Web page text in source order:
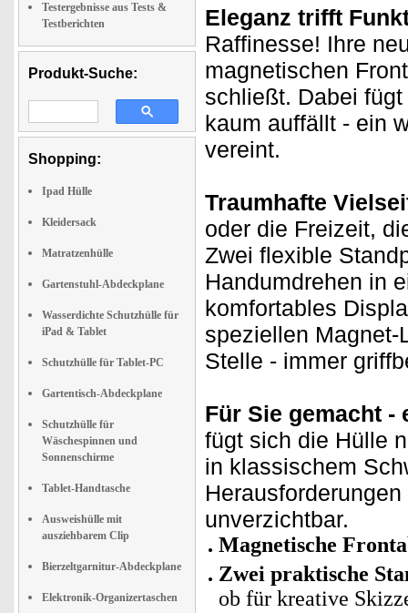
Testergebnisse aus Tests &
Testberichten
Produkt-Suche:
Shopping:
Ipad Hülle
Kleidersack
Matratzenhülle
Gartenstuhl-Abdeckplane
Wasserdichte Schutzhülle für
iPad & Tablet
Schutzhülle für Tablet-PC
Gartentisch-Abdeckplane
Schutzhülle für
Wäschespinnen und
Sonnenschirme
Tablet-Handtasche
Ausweishülle mit
ausziehbarem Clip
Bierzeltgarnitur-Abdeckplane
Elektronik-Organizertaschen
Eleganz trifft
Raffinesse! Ihre
magnetischen
schließt. Dabei
kaum auffällt - ein
vereint.
Traumhafte
oder die Freizeit,
Zwei flexible
Handumdrehen in
komfortables
speziellen Magnet-
Stelle - immer
Für Sie gemacht
fügt sich die Hülle
in klassischem
unverzichtbar.
Magnetische
Zwei praktische
ob für kreative